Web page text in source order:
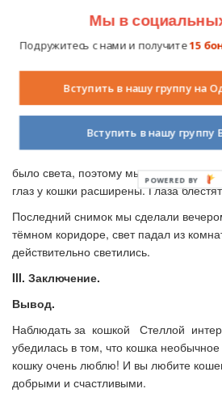
Кошкам хватает слабого свечения
отражать свет и видеть в темноте.
Вместе с мамой (она мне помогала)
кошки в тёмное и светлое время
Зрачки у кошку сужены. Глаза блестят,
мы сделали снимок в полной
было света, поэтому мы
глаз у кошки расширены. Глаза
Последний снимок мы сделали
тёмном коридоре, свет падал из
действительно светились.
III. Заключение.
Вывод.
Наблюдать за кошкой Стеллой
убедилась в том, что кошка
кошку очень люблю! И вы любите
добрыми и счастливыми.
Мы в
Подружитесь с нами и получите15
Вступить в нашу группу на
Вступить в нашу группу